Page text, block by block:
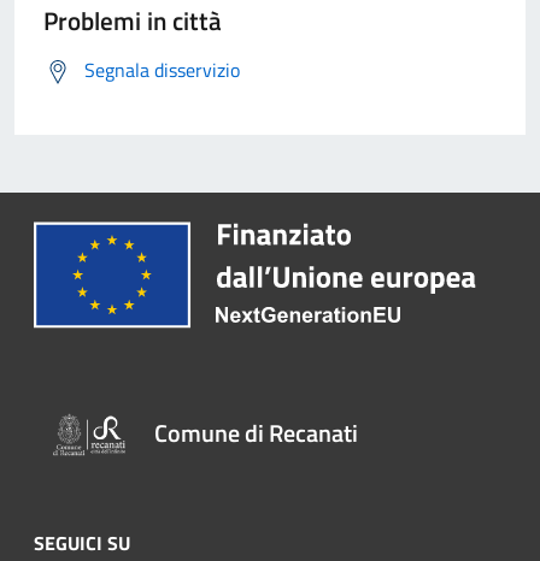
Problemi in città
Segnala disservizio
Comune di Recanati
SEGUICI SU